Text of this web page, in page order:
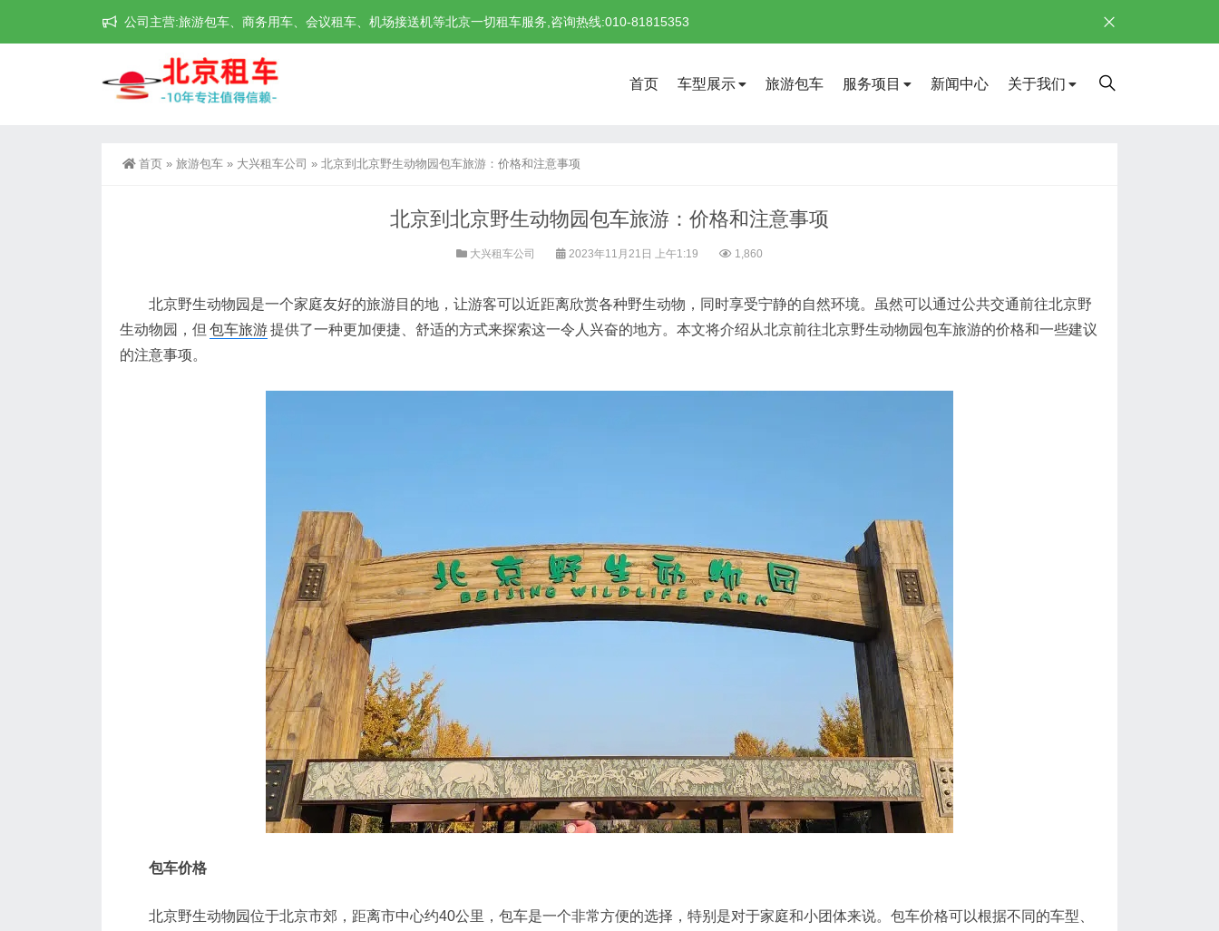
公司主营:旅游包车、商务用车、会议租车、机场接送机等北京一切租车服务,咨询热线:010-81815353
首页 车型展示 旅游包车 服务项目 新闻中心 关于我们
首页 » 旅游包车 » 大兴租车公司 » 北京到北京野生动物园包车旅游：价格和注意事项
北京到北京野生动物园包车旅游：价格和注意事项
大兴租车公司 2023年11月21日 上午1:19 1,860
北京野生动物园是一个家庭友好的旅游目的地，让游客可以近距离欣赏各种野生动物，同时享受宁静的自然环境。虽然可以通过公共交通前往北京野
生动物园，但 包车旅游提供了一种更加便捷、舒适的方式来探索这一令人兴奋的地方。本文将介绍从北京前往北京野生动物园包车旅游的价格和一些建议
的注意事项。
包车价格
北京野生动物园位于北京市郊，距离市中心约40公里，包车是一个非常方便的选择，特别是对于家庭和小团体来说。包车价格可以根据不同的车型、